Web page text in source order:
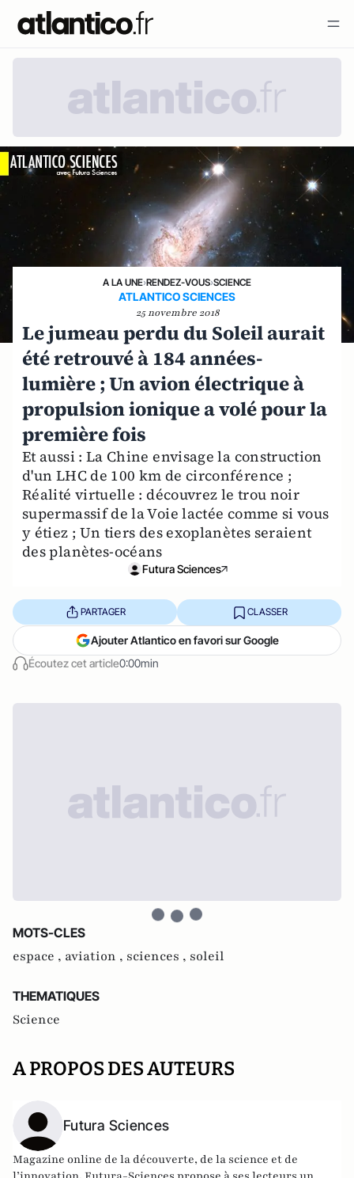
A LA UNE›RENDEZ-VOUS›SCIENCE
ATLANTICO SCIENCES
25 novembre 2018
Le jumeau perdu du Soleil aurait
été retrouvé à 184 années-
lumière ; Un avion électrique à
propulsion ionique a volé pour la
première fois
Et aussi : La Chine envisage la construction
d'un LHC de 100 km de circonférence ;
Réalité virtuelle : découvrez le trou noir
supermassif de la Voie lactée comme si vous
y étiez ; Un tiers des exoplanètes seraient
des planètes-océans
Futura Sciences
Écoutez cet article0:00min
PARTAGER CLASSER
Ajouter Atlantico en favori sur Google
MOTS-CLES
espace , aviation , sciences , soleil
THEMATIQUES
Science
A PROPOS DES AUTEURS
Futura Sciences
Magazine online de la découverte, de la science et de